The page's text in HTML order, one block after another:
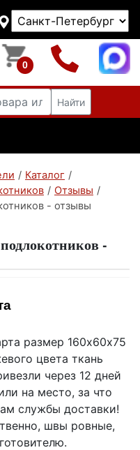
0
Найти
/ Каталог /
/ Отзывы /
- отзывы
-
размер 160х60х75
цвета ткань
через 12 дней
на место, за что
службы доставки!
швы ровные,